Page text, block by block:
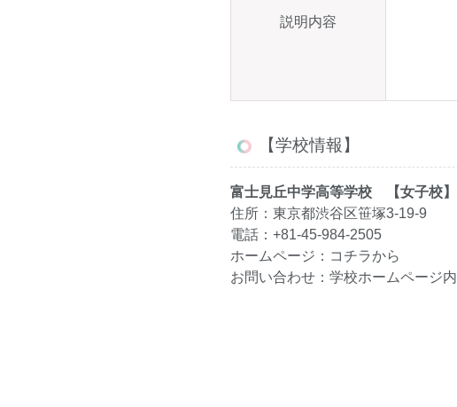
説明内容
【学校情報】
富士見丘中学高等学校 【女子校】
住所：東京都渋谷区笹塚3-19-9
電話：+81-45-984-2505
ホームページ： コチラから
お問い合わせ：学校ホームページ内